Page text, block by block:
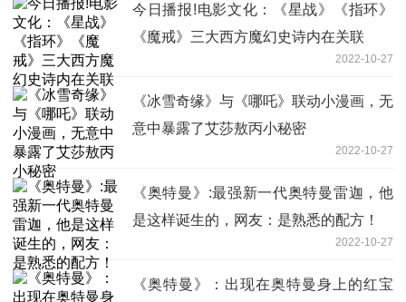
今日播报!电影文化：《星战》《指环》
《魔戒》三大西方魔幻史诗内在关联
2022-10-27
《冰雪奇缘》与《哪吒》联动小漫画，无
意中暴露了艾莎敖丙小秘密
2022-10-27
《奥特曼》:最强新一代奥特曼雷迦，他
是这样诞生的，网友：是熟悉的配方！
2022-10-27
《奥特曼》：出现在奥特曼身上的红宝